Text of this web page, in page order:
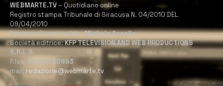
WEBMARTE.TV – Quotidiano online
Registro stampa Tribunale di Siracusa N. 04/2010 DEL
09/04/2010
Direttore Responsabile:Michele Accolla
Società editrice:KFP TELEVISION AND WEB PRODUCTIONS
S.R.L.S.
P.Iva: 02184950893
mail: redazione@webmarte.tv